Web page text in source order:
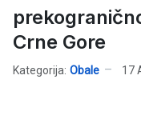
Crne Gore
Kategorija: Obale 17